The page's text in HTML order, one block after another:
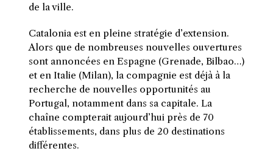
de la ville.
Catalonia est en pleine stratégie d’extension.
Alors que de nombreuses nouvelles ouvertures
sont annoncées en Espagne (Grenade, Bilbao…)
et en Italie (Milan), la compagnie est déjà à la
recherche de nouvelles opportunités au
Portugal, notamment dans sa capitale. La
chaîne compterait aujourd’hui près de 70
établissements, dans plus de 20 destinations
différentes.